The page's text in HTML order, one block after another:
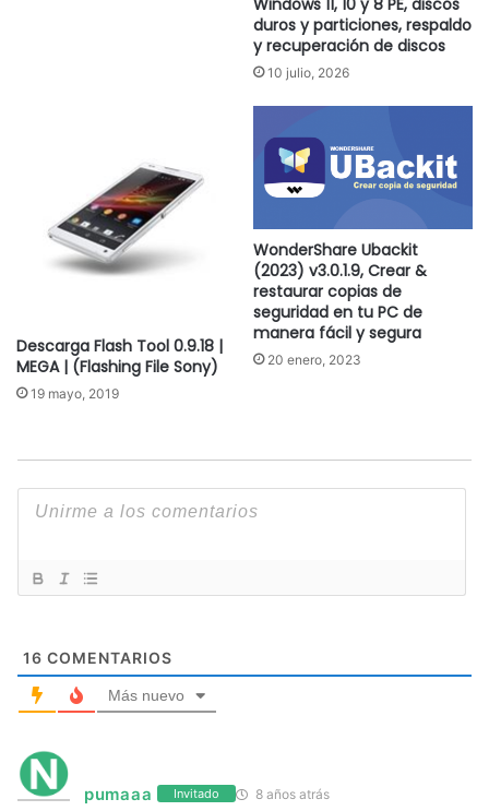
duros y particiones, respaldo
y recuperación de discos
10 julio, 2026
Descarga Flash Tool 0.9.18 |
MEGA | (Flashing File Sony)
19 mayo, 2019
WonderShare Ubackit
(2023) v3.0.1.9, Crear &
restaurar copias de
seguridad en tu PC de
manera fácil y segura
20 enero, 2023
16 COMENTARIOS
Más nuevo
pumaaa Invitado 8 años atrás